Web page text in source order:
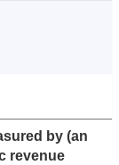
by (an
revenue